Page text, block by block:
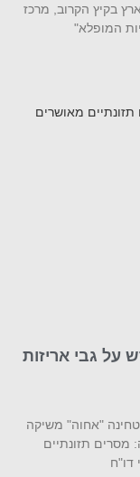
בקיץ הקרוב, מרכז
המופלא"
על גבי אריזות
"אחוה" משיקה
מסרים תזונתיים
דו"ח